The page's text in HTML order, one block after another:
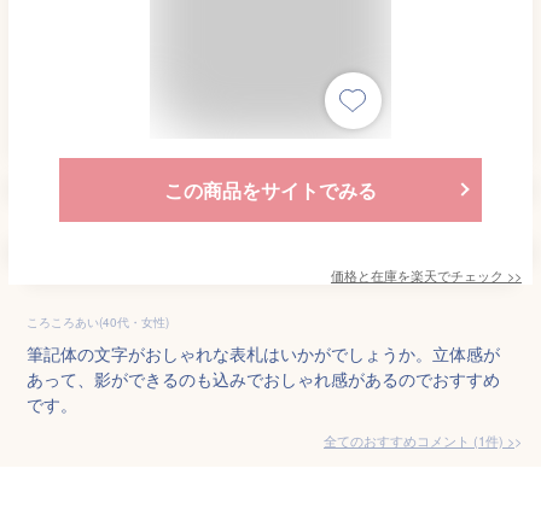
この商品をサイトでみる
価格と在庫を楽天でチェック >>
ころころあい(40代・女性)
筆記体の文字がおしゃれな表札はいかがでしょうか。立体感が
あって、影ができるのも込みでおしゃれ感があるのでおすすめ
です。
全てのおすすめコメント (1件) >